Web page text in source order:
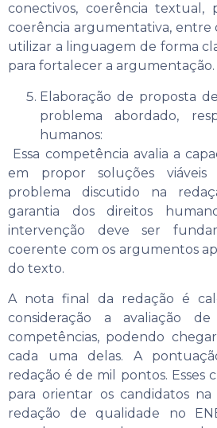
conectivos, coerência textual,
coerência argumentativa, entre
utilizar a linguagem de forma
para fortalecer a argumentação.
Elaboração de proposta
problema abordado,
humanos:
Essa competência avalia a
em propor soluções
problema discutido na
garantia dos direitos
intervenção deve ser
coerente com os argumentos
do texto.
A nota final da redação é
consideração a avaliação
competências, podendo
cada uma delas. A
redação é de mil pontos. Esses
para orientar os candidatos
redação de qualidade no